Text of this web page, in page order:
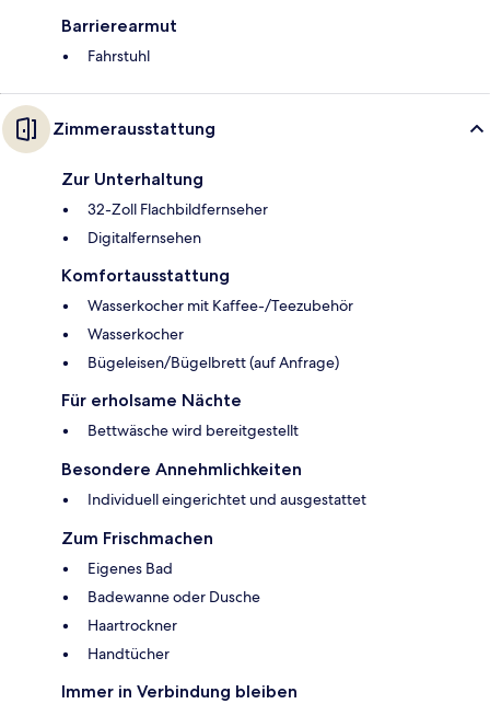
Barrierearmut
Fahrstuhl
Zimmerausstattung
Zur Unterhaltung
32-Zoll Flachbildfernseher
Digitalfernsehen
Komfortausstattung
Wasserkocher mit Kaffee-/Teezubehör
Wasserkocher
Bügeleisen/Bügelbrett (auf Anfrage)
Für erholsame Nächte
Bettwäsche wird bereitgestellt
Besondere Annehmlichkeiten
Individuell eingerichtet und ausgestattet
Zum Frischmachen
Eigenes Bad
Badewanne oder Dusche
Haartrockner
Handtücher
Immer in Verbindung bleiben